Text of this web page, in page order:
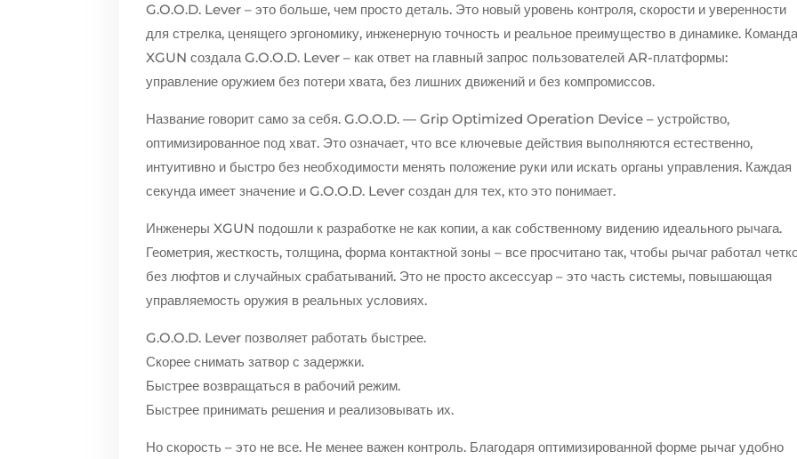
G.O.O.D. Lever – это больше, чем просто деталь. Это новый уровень контроля, скорости и уверенности
для стрелка, ценящего эргономику, инженерную точность и реальное преимущество в динамике.
XGUN создала G.O.O.D. Lever – как ответ на главный запрос пользователей AR-платформы:
управление оружием без потери хвата, без лишних движений и без компромиссов.
Название говорит само за себя. G.O.O.D. — Grip Optimized Operation Device – устройство,
оптимизированное под хват. Это означает, что все ключевые действия выполняются естественно,
интуитивно и быстро без необходимости менять положение руки или искать органы управления. Каждая
секунда имеет значение и G.O.O.D. Lever создан для тех, кто это понимает.
Инженеры XGUN подошли к разработке не как копии, а как собственному видению идеального рычага.
Геометрия, жесткость, толщина, форма контактной зоны – все просчитано так, чтобы рычаг работал
без люфтов и случайных срабатываний. Это не просто аксессуар – это часть системы, повышающая
управляемость оружия в реальных условиях.
G.O.O.D. Lever позволяет работать быстрее.
Скорее снимать затвор с задержки.
Быстрее возвращаться в рабочий режим.
Быстрее принимать решения и реализовывать их.
Но скорость – это не все. Не менее важен контроль. Благодаря оптимизированной форме рычаг удобно